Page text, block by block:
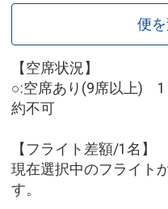
便
【空席状況】
○:空席あり(9席以上)
約不可
【フライト差額/1名】
現在選択中のフライト
す。